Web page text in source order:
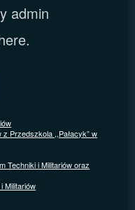
admin
Przedszkola ,,Pałacyk” w
Techniki i Militariów oraz
Militariów